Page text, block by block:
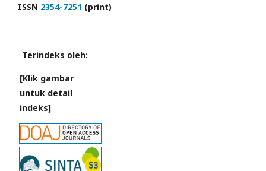
ISSN 2354-7251 (print)
Terindeks oleh:
[Klik gambar
untuk detail
indeks]